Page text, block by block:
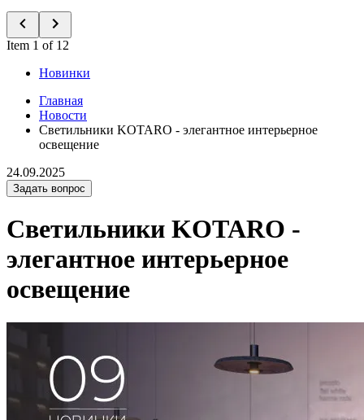
Item 1 of 12
Новинки
Главная
Новости
Светильники KOTARO - элегантное интерьерное
освещение
24.09.2025
Задать вопрос
Светильники KOTARO -
элегантное интерьерное
освещение